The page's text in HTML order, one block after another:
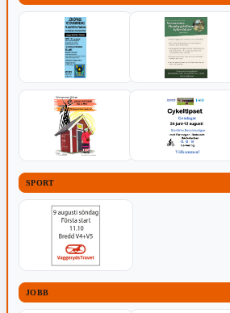
SPORT
JOBB